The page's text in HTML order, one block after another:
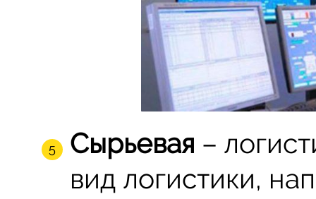
Сырьевая –
вид логистики,